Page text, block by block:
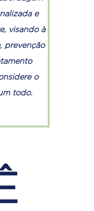
e
visando à
prevenção
o
todo.